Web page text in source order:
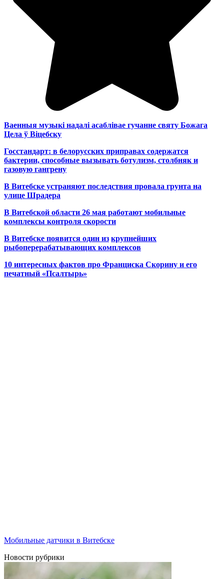
Ваенныя музыкі надалі асаблівае гучанне святу Божага
Цела ў Віцебску
Госстандарт: в белорусских приправах содержатся
бактерии, способные вызывать ботулизм, столбняк и
газовую гангрену
В Витебске устраняют последствия провала грунта на
улице Шрадера
В Витебской области 26 мая работают мобильные
комплексы контроля скорости
В Витебске появится один из крупнейших
рыбоперерабатывающих комплексов
10 интересных фактов про Франциска Скорину и его
печатный «Псалтырь»
Мобильные датчики в Витебске
Новости рубрики